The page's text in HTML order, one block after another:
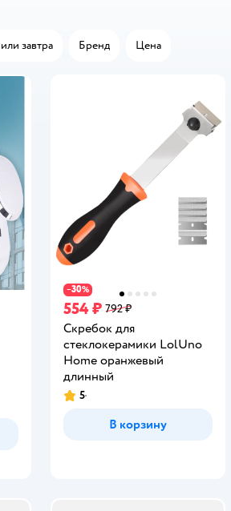
завтра Бренд Цена
−30%
554 ₽ 792 ₽
Скребок для
стеклокерамики LolUno
Home оранжевый
длинный
Рейтинг:
5
В корзину